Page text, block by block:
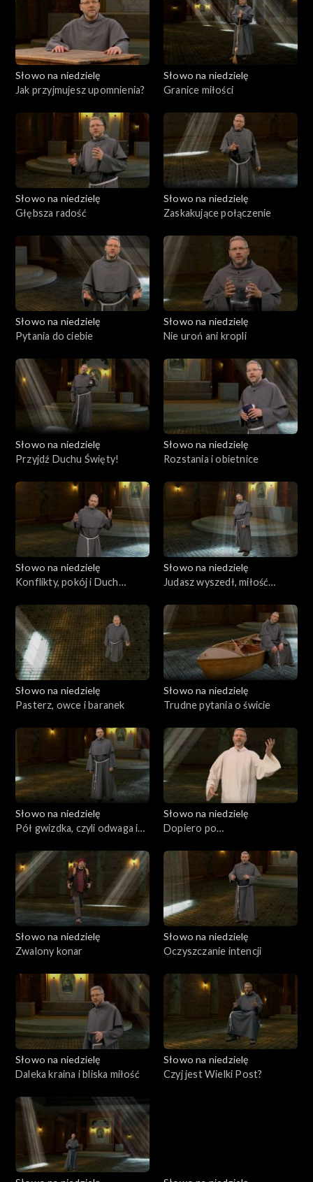
Słowo na niedzielę
Jak przyjmujesz upomnienia?
Słowo na niedzielę
Granice miłości
Słowo na niedzielę
Głębsza radość
Słowo na niedzielę
Zaskakujące połączenie
Słowo na niedzielę
Pytania do ciebie
Słowo na niedzielę
Nie uroń ani kropli
Słowo na niedzielę
Przyjdź Duchu Święty!
Słowo na niedzielę
Rozstania i obietnice
Słowo na niedzielę
Konflikty, pokój i Duch
Słowo na niedzielę
Judasz wyszedł, miłość
Słowo na niedzielę
Pasterz, owce i baranek
Słowo na niedzielę
Trudne pytania o świcie
Słowo na niedzielę
Pół gwizdka, czyli odwaga i
Słowo na niedzielę
Dopiero po
Słowo na niedzielę
Zwalony konar
Słowo na niedzielę
Oczyszczanie intencji
Słowo na niedzielę
Daleka kraina i bliska miłość
Słowo na niedzielę
Czyj jest Wielki Post?